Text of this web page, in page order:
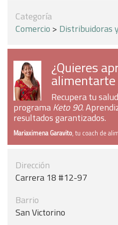
Categoría
Comercio > Distribuidoras
¿Quieres
Recupera tu
programaKeto 90.
resultados garantizados.
Mariaximena Garavito, tu coach de
Dirección
Carrera 18 #12-97
Barrio
San Victorino